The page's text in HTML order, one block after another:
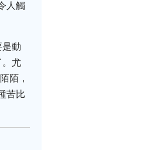
人觸
動
。尤
陌，
苦比